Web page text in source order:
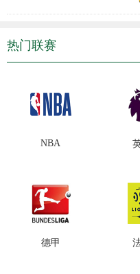
热门联赛
NBA
德甲